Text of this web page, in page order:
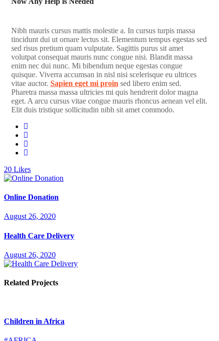
Nibh mauris cursus mattis molestie a. In cursus turpis massa
tincidunt dui ut ornare lectus sit. Elementum tempus egestas sed
sed risus pretium quam vulputate. Sagittis purus sit amet
volutpat consequat mauris nunc congue nisi. Blandit massa
enim nec dui nunc. Mi bibendum neque egestas congue
quisque. Viverra accumsan in nisl nisi scelerisque eu ultrices
vitae auctor. Sapien eget mi proin sed libero enim sed.
Pharetra massa massa ultricies mi quis hendrerit dolor magna
eget. A arcu cursus vitae congue mauris rhoncus aenean vel elit.
Elit duis tristique sollicitudin nibh sit amet commodo.
20 Likes
Online Donation
August 26, 2020
Health Care Delivery
August 26, 2020
Related Projects
Children in Africa